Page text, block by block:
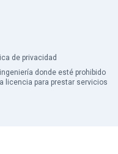
de privacidad
donde esté prohibido
licencia para prestar servicios